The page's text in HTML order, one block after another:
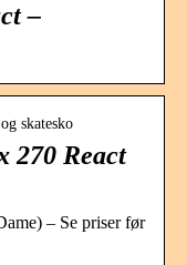
–
skatesko
270 React
– Se priser før